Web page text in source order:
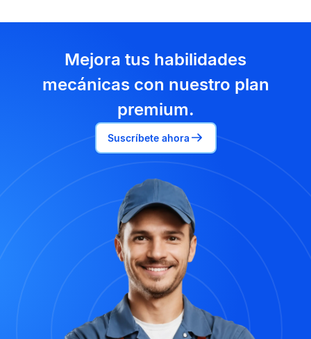
Mejora tus habilidades
mecánicas con nuestro plan
premium.
Suscríbete ahora